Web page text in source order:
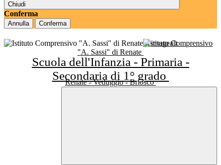
Chiudi
Conferma
Annulla Conferma
Istituto Comprensivo
"A. Sassi" di Renate
Scuola dell'Infanzia - Primaria -
Secondaria di 1° grado
Renate - Veduggio - Briosco